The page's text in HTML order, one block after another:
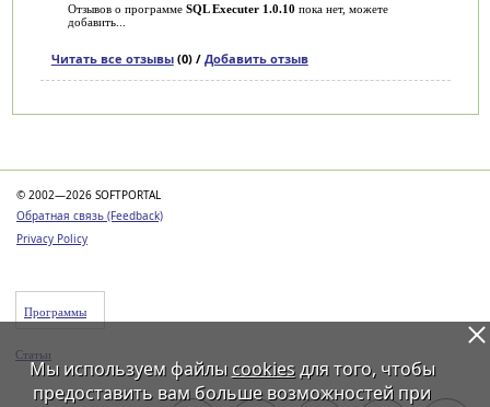
Отзывов о программе SQL Executer 1.0.10 пока нет, можете
добавить...
Читать все отзывы(0) / Добавить отзыв
© 2002—2026 SOFTPORTAL
Обратная связь (Feedback)
Privacy Policy
Программы
Статьи
Мы используем файлы cookiesдля того, чтобы
предоставить вам больше возможностей при